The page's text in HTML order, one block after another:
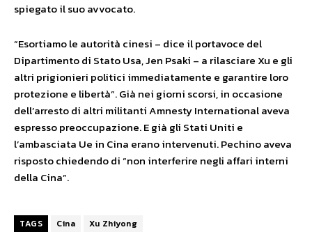
spiegato il suo avvocato.
“Esortiamo le autorità cinesi – dice il portavoce del
Dipartimento di Stato Usa, Jen Psaki – a rilasciare Xu e gli
altri prigionieri politici immediatamente e garantire loro
protezione e libertà”. Già nei giorni scorsi, in occasione
dell’arresto di altri militanti Amnesty International aveva
espresso preoccupazione. E già gli Stati Uniti e
l’ambasciata Ue in Cina erano intervenuti. Pechino aveva
risposto chiedendo di “non interferire negli affari interni
della Cina”.
TAGS Cina Xu Zhiyong